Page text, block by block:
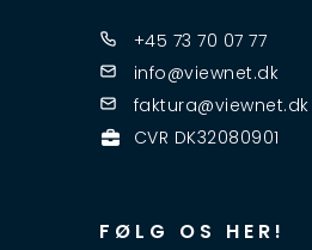
+45 73 70 07 77
info@viewnet.dk
faktura@viewnet.dk
CVR DK32080901
FØLG OS HER!